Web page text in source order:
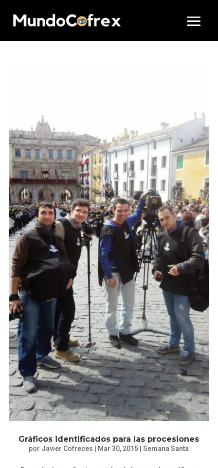
Gráficos identificados para las procesiones
por Javier Cofreces Mar 30, 2015 |Semana Santa